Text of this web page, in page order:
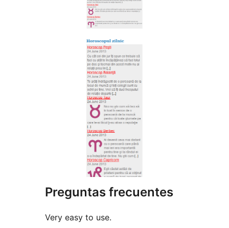
Preguntas frecuentes
Very easy to use.